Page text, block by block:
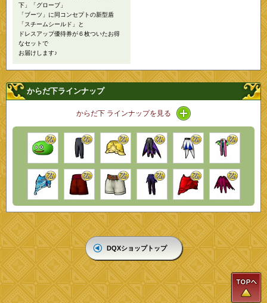
下」「グローブ」
「ブーツ」に同コンセプトの新型盾
「スチームシールド」と
ドレスアップ優待券が６枚ついたお得
なセットで
お届けします♪
からだ下ラインナップ
からだ下 ラインナップを見る アイコン / ラインナッ
DQXショップトップ